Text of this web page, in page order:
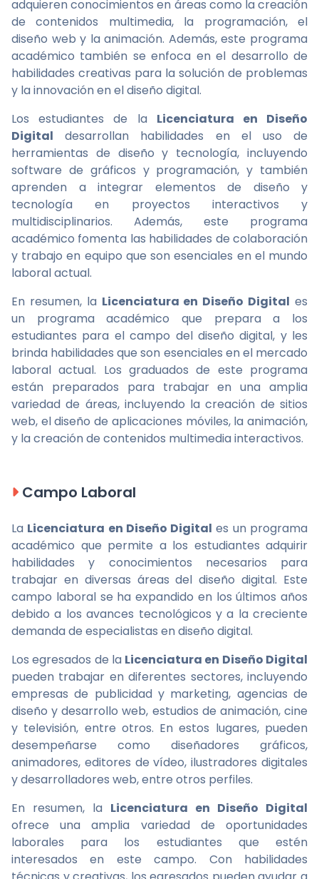
adquieren conocimientos en áreas como la creación
de contenidos multimedia, la programación, el
diseño web y la animación. Además, este programa
académico también se enfoca en el desarrollo de
habilidades creativas para la solución de problemas
y la innovación en el diseño digital.
Los estudiantes de la Licenciatura en Diseño
Digital desarrollan habilidades en el uso de
herramientas de diseño y tecnología, incluyendo
software de gráficos y programación, y también
aprenden a integrar elementos de diseño y
tecnología en proyectos interactivos y
multidisciplinarios. Además, este programa
académico fomenta las habilidades de colaboración
y trabajo en equipo que son esenciales en el mundo
laboral actual.
En resumen, la Licenciatura en Diseño Digital es
un programa académico que prepara a los
estudiantes para el campo del diseño digital, y les
brinda habilidades que son esenciales en el mercado
laboral actual. Los graduados de este programa
están preparados para trabajar en una amplia
variedad de áreas, incluyendo la creación de sitios
web, el diseño de aplicaciones móviles, la animación,
y la creación de contenidos multimedia interactivos.
Campo Laboral
La Licenciatura en Diseño Digital es un programa
académico que permite a los estudiantes adquirir
habilidades y conocimientos necesarios para
trabajar en diversas áreas del diseño digital. Este
campo laboral se ha expandido en los últimos años
debido a los avances tecnológicos y a la creciente
demanda de especialistas en diseño digital.
Los egresados de la Licenciatura en Diseño Digital
pueden trabajar en diferentes sectores, incluyendo
empresas de publicidad y marketing, agencias de
diseño y desarrollo web, estudios de animación, cine
y televisión, entre otros. En estos lugares, pueden
desempeñarse como diseñadores gráficos,
animadores, editores de vídeo, ilustradores digitales
y desarrolladores web, entre otros perfiles.
En resumen, la Licenciatura en Diseño Digital
ofrece una amplia variedad de oportunidades
laborales para los estudiantes que estén
interesados en este campo. Con habilidades